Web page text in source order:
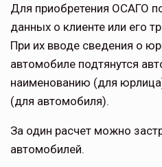
Для приобретения ОСАГО
данных о клиенте или его
При их вводе сведения о
автомобиле подтянутся
наименованию (для
(для автомобиля).
За один расчет можно
автомобилей.